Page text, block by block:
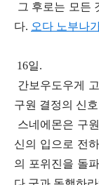
그 후로는 모든
다. 오다 노부나
16일.
간보우도우게
구원 결정의 신
스네에몬은 구
신의 입으로 전
의 포위진을 돌